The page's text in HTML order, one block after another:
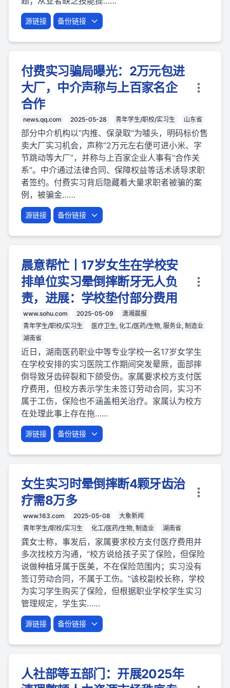
源链接 备份链接
付费实习骗局曝光：2万元包进
大厂，中介声称与上百家名企
合作
news.qq.com 2025-05-28 青年学生/职校/实习生 山东省
部分中介机构以“内推、保录取”为噱头，明码标价售
卖大厂实习机会，声称“2万元左右便可进小米、字
节跳动等大厂”，并称与上百家企业人事有“合作关
系”。中介通过法律合同、保障权益等话术诱导求职
者签约。付费实习背后隐藏着大量求职者被骗的案
例，被骗金……
源链接 备份链接
晨意帮忙丨17岁女生在学校安
排单位实习晕倒摔断牙无人负
责，进展：学校垫付部分费用
www.sohu.com 2025-05-09
潇湘晨报
青年学生/职校/实习生
医疗卫生, 化工/医药/生物, 服务业, 制造业
湖南省
近日，湖南医药职业中等专业学校一名17岁女学生
在学校安排的实习医院工作期间突发晕厥，面部摔
倒导致牙齿碎裂和下颌受伤。家属要求校方支付医
疗费用，但校方表示学生未签订劳动合同，实习不
属于工伤，保险也不涵盖相关治疗。家属认为校方
在处理此事上存在拖……
源链接 备份链接
女生实习时晕倒摔断4颗牙齿治
疗需8万多
www.163.com 2025-05-08
大象新闻
青年学生/职校/实习生
化工/医药/生物, 制造业 湖南省
龚女士称，事发后，家属要求校方支付医疗费用并
多次找校方沟通，“校方说给孩子买了保险，但保险
说做种植牙属于医美，不在保险范围内；实习没有
签订劳动合同，不属于工伤。”该校副校长称，学校
为实习学生购买了保险，但根据职业学校学生实习
管理规定，学生实……
源链接 备份链接
人社部等五部门：开展2025年